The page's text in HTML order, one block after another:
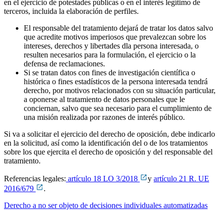
en el ejercicio de potestades públicas o en el interés legítimo de
terceros, incluida la elaboración de perfiles.
El responsable del tratamiento dejará de tratar los datos salvo
que acredite motivos imperiosos que prevalezcan sobre los
intereses, derechos y libertades dla persona interesada, o
resulten necesarios para la formulación, el ejercicio o la
defensa de reclamaciones.
Si se tratan datos con fines de investigación científica o
histórica o fines estadísticos de la persona interesada tendrá
derecho, por motivos relacionados con su situación particular,
a oponerse al tratamiento de datos personales que le
conciernan, salvo que sea necesario para el cumplimiento de
una misión realizada por razones de interés público.
Si va a solicitar el ejercicio del derecho de oposición, debe indicarlo
en la solicitud, así como la identificación del o de los tratamientos
sobre los que ejercita el derecho de oposición y del responsable del
tratamiento.
Referencias legales: artículo 18 LO 3/2018 y artículo 21 R. UE
2016/679
.
Derecho a no ser objeto de decisiones individuales automatizadas